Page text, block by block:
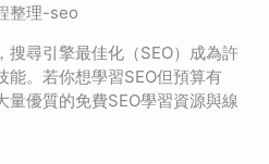
整理-seo
搜尋引擎最佳化（SEO）成為許
能。若你想學習SEO但預算有
量優質的免費SEO學習資源與線